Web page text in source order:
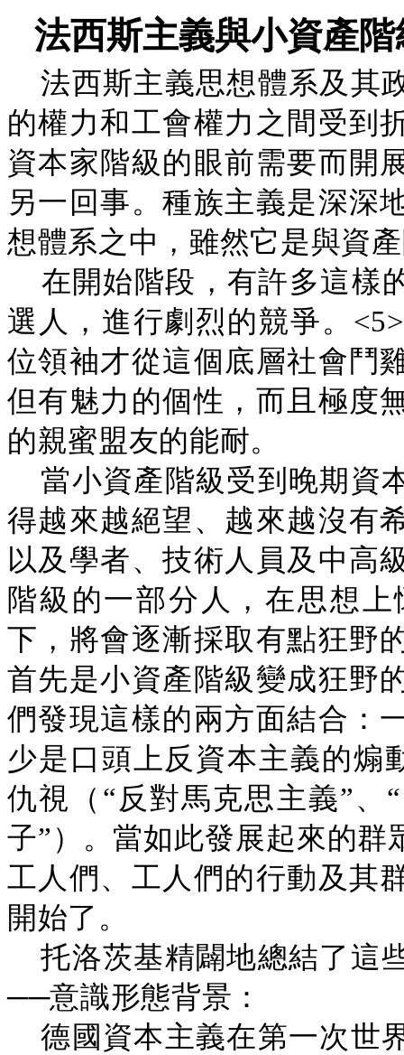
法西斯主義與小資產階
法西斯主義思想體系及其
的權力和工會權力之間受到
資本家階級的眼前需要而開
另一回事。種族主義是深深
想體系之中，雖然它是與資
在開始階段，有許多這樣
選人，進行劇烈的競爭。
位領袖才從這個底層社會鬥
但有魅力的個性，而且極度
的親蜜盟友的能耐。
當小資產階級受到晚期資
得越來越絕望、越來越沒有
以及學者、技術人員及中高
階級的一部分人，在思想
下，將會逐漸採取有點狂野
首先是小資產階級變成狂野
們發現這樣的兩方面結合：
少是口頭上反資本主義的煽
仇視（“反對馬克思主義”、
子”）。當如此發展起來的
工人們、工人們的行動及其
開始了。
托洛茨基精闢地總結了這
──意識形態背景：
德國資本主義在第一次世